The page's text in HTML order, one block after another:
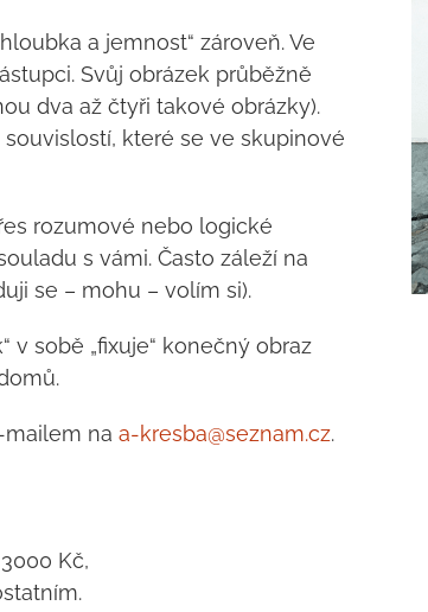
a jemnost“ zároveň. Ve
Svůj obrázek průběžně
dva až čtyři takové obrázky).
které se ve skupinové
rozumové nebo logické
s vámi. Často záleží na
se – mohu – volím si).
v sobě „fixuje“ konečný obraz
na a-kresba@seznam.cz.
Kč,